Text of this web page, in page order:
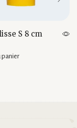
S 8 cm
panier